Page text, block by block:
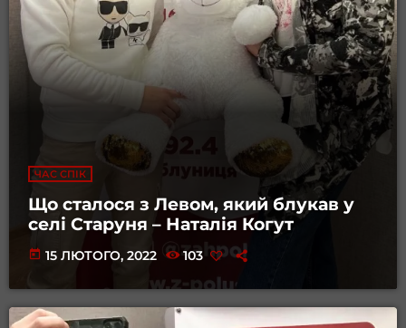
ЧАС СПІК
Що сталося з Левом, який блукав у
селі Старуня – Наталія Когут
today 15 ЛЮТОГО, 2022 103